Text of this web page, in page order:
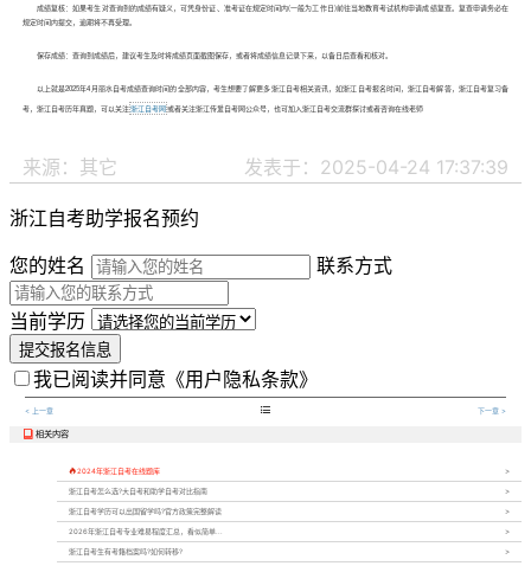
成绩复核：如果考生对查询到的成绩有疑义，可凭身份证、准考证在规定时间内(一般为工作日)前往当地教育考试机构申请成绩复查。复查申请务必在
规定时间内提交，逾期将不再受理。
保存成绩：查询到成绩后，建议考生及时将成绩页面截图保存，或者将成绩信息记录下来，以备日后查看和核对。
以上就是2025年4月丽水自考成绩查询时间的全部内容，考生想要了解更多浙江自考相关资讯，如浙江自考报名时间，浙江自考解答，浙江自考复习备
考，浙江自考历年真题，可以关注浙江自考网或者关注浙江传爱自考网公众号，也可加入浙江自考交流群探讨或者咨询在线老师
来源：其它 发表于：2025-04-24 17:37:39
浙江自考助学报名预约
您的姓名
联系方式
当前学历
提交报名信息
我已阅读并同意 《用户隐私条款》
< 上一章  下一章 >
 相关内容
2024年浙江自考在线题库
浙江自考怎么选?大自考和助学自考对比指南
浙江自考学历可以出国留学吗?官方政策完整解读
2026年浙江自考专业难易程度汇总，看似简单...
浙江自考生有考籍档案吗?如何转移?